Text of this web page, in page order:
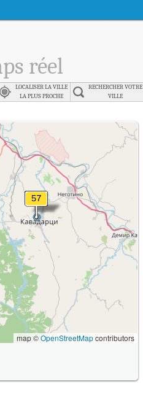
réel
LOCALISER LA VILLE
LA PLUS PROCHE
RECHERCHER VOTRE
VILLE
map ©OpenStreetMapcontributors